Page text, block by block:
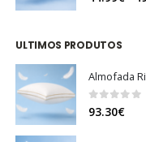
ULTIMOS PRODUTOS
Almofada
0out of
93.30€